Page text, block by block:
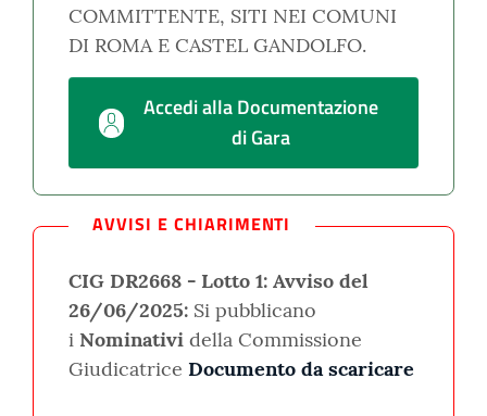
COMMITTENTE, SITI NEI COMUNI
DI ROMA E CASTEL GANDOLFO.
Accedi alla Documentazione
di Gara
AVVISI E CHIARIMENTI
CIG DR2668 - Lotto 1: Avviso del
26/06/2025: Si pubblicano
i Nominativi della Commissione
Giudicatrice Documento da scaricare